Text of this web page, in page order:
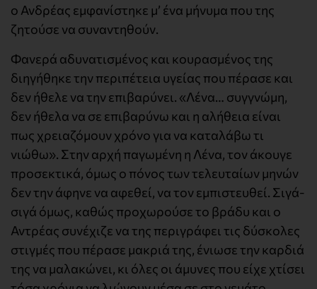
ο Ανδρέας εμφανίστηκε μ’ ένα μήνυμα που της
ζητούσε να συναντηθούν.
Φανερά αδυνατισμένος και κουρασμένος της
διηγήθηκε την περιπέτεια υγείας που πέρασε και
δεν ήθελε να την επιβαρύνει. «Λένα… συγγνώμη,
δεν ήθελα να σε επιβαρύνω και η αλήθεια είναι
πως χρειαζόμουν χρόνο για να καταλάβω τι
νιώθω». Στην αρχή παγωμένη η Λένα, τον άκουγε
προσεκτικά, όμως ο πόνος των τελευταίων μηνών
δεν την άφηνε να αφεθεί, να τον εμπιστευθεί. Σιγά-
σιγά όμως, καθώς προχωρούσε το βράδυ και ο
Αντρέας συνέχιζε να της περιγράφει τις δύσκολες
στιγμές που πέρασε μακριά της, ένιωσε την καρδιά
της να μαλακώνει, κι όλες οι άμυνες που είχε χτίσει